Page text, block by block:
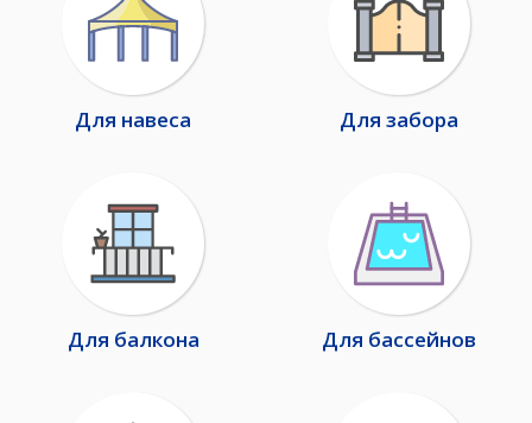
Для навеса Для забора
Для балкона Для бассейнов